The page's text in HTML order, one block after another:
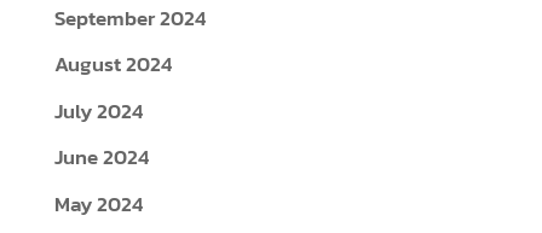
September 2024
August 2024
July 2024
June 2024
May 2024